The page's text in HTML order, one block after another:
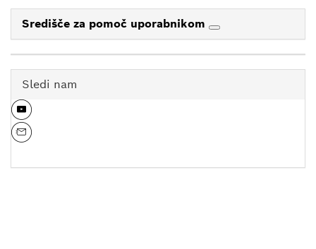
Središče za pomoč uporabnikom
Sledi nam